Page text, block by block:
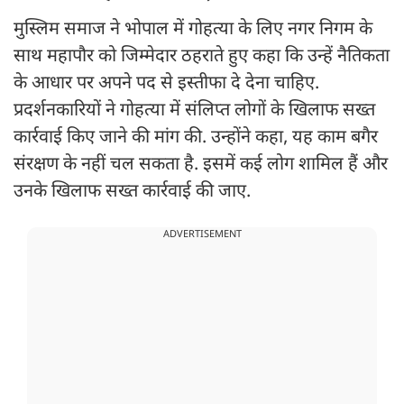
मुस्लिम समाज ने भोपाल में गोहत्या के लिए नगर निगम के
साथ महापौर को जिम्मेदार ठहराते हुए कहा कि उन्हें नैतिकता
के आधार पर अपने पद से इस्तीफा दे देना चाहिए.
प्रदर्शनकारियों ने गोहत्या में संलिप्त लोगों के खिलाफ सख्त
कार्रवाई किए जाने की मांग की. उन्होंने कहा, यह काम बगैर
संरक्षण के नहीं चल सकता है. इसमें कई लोग शामिल हैं और
उनके खिलाफ सख्त कार्रवाई की जाए.
ADVERTISEMENT